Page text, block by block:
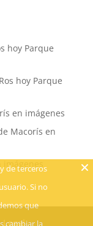
hoy Parque
hoy Parque
en imágenes
Macorís en
Legal
de terceros
Si no
que
cambiar la